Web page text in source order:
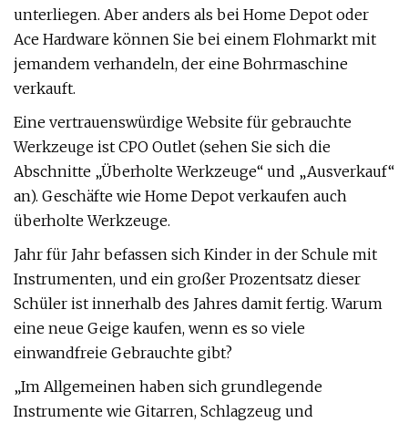
unterliegen. Aber anders als bei Home Depot oder
Ace Hardware können Sie bei einem Flohmarkt mit
jemandem verhandeln, der eine Bohrmaschine
verkauft.
Eine vertrauenswürdige Website für gebrauchte
Werkzeuge ist CPO Outlet (sehen Sie sich die
Abschnitte „Überholte Werkzeuge“ und „Ausverkauf“
an). Geschäfte wie Home Depot verkaufen auch
überholte Werkzeuge.
Jahr für Jahr befassen sich Kinder in der Schule mit
Instrumenten, und ein großer Prozentsatz dieser
Schüler ist innerhalb des Jahres damit fertig. Warum
eine neue Geige kaufen, wenn es so viele
einwandfreie Gebrauchte gibt?
„Im Allgemeinen haben sich grundlegende
Instrumente wie Gitarren, Schlagzeug und